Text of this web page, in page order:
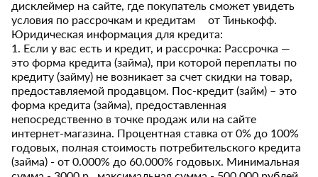
дисклеймер на сайте, где покупатель сможет увидеть
условия по рассрочкам и кредитам от Тинькофф.
Юридическая информация для кредита:
1. Если у вас есть и кредит, и рассрочка: Рассрочка —
это форма кредита (займа), при которой переплаты по
кредиту (займу) не возникает за счет скидки на товар,
предоставляемой продавцом. Пос-кредит (займ) – это
форма кредита (займа), предоставленная
непосредственно в точке продаж или на сайте
интернет-магазина. Процентная ставка от 0% до 100%
годовых, полная стоимость потребительского кредита
(займа) - от 0.000% до 60.000% годовых. Минимальная